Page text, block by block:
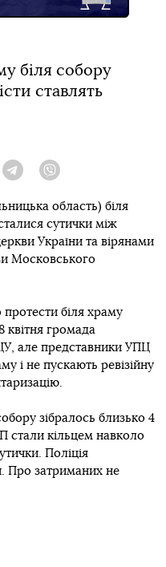
біля собору
ставлять
TelegramViber
область) біля
сутички між
України та вірянами
Московського
біля храму
квітня громада
але представники УПЦ
і не пускають ревізійну
зібралось близько 4
кільцем навколо
Поліція
Про затриманих не